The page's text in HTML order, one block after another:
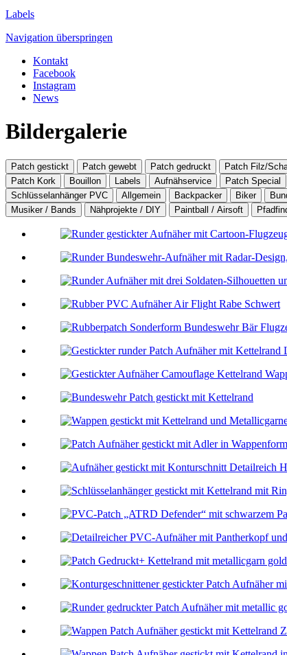
Labels
Navigation überspringen
Kontakt
Facebook
Instagram
News
Bildergalerie
Patch gestickt Patch gewebt Patch gedruckt Patch Filz/
Patch Kork
Bouillon Labels Aufnähservice Patch Special
Schlüsselanhänger PVC
Allgemein Backpacker Biker
Musiker / Bands
Nähprojekte / DIY Paintball / Airsoft